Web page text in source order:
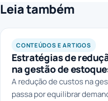
Leia também
CONTEÚDOS E ARTIGOS
Estratégias de
na gestão de
A redução de custos na
passa por equilibrar